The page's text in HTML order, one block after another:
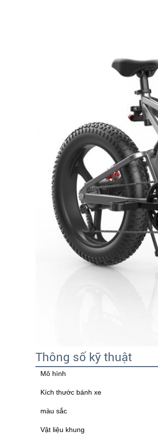
Thông số kỹ thuật
Mô hình
Kích thước bánh xe
màu sắc
Vật liệu khung